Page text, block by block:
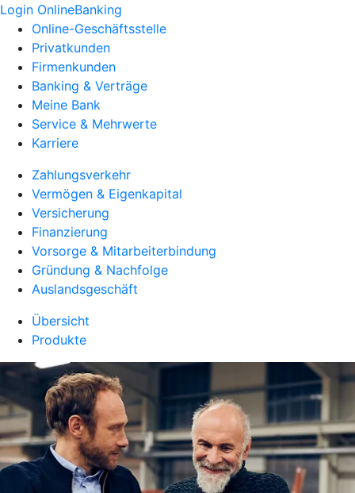
Login OnlineBanking
Online-Geschäftsstelle
Privatkunden
Firmenkunden
Banking & Verträge
Meine Bank
Service & Mehrwerte
Karriere
Zahlungsverkehr
Vermögen & Eigenkapital
Versicherung
Finanzierung
Vorsorge & Mitarbeiterbindung
Gründung & Nachfolge
Auslandsgeschäft
Übersicht
Produkte